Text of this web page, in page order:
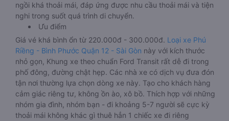
ngồi khá thoải mái, đáp ứng được nhu cầu thoải mái và tiện
nghi trong suốt quá trình di chuyển.
Ưu điểm
Giá vé khá bình ổn từ 220.000đ - 300.000đ. Loại xe Phú
Riềng - Bình Phước Quận 12 - Sài Gòn này với kích thước
nhỏ gọn, Khung xe theo chuẩn Ford Transit rất dễ đi trong
phố đông, đường chật hẹp. Các nhà xe có dịch vụ đưa đón
tận nơi thường lựa chọn dòng xe này. Tạo cho khách hàng
cảm giác riêng tư, không ồn ào, xô bồ. Thích hợp với những
nhóm gia đình, nhóm bạn - đi khoảng 5-7 người sẽ cực kỳ
thoải mái không khác gì thuê hẳn 1 chiếc xe đi riêng